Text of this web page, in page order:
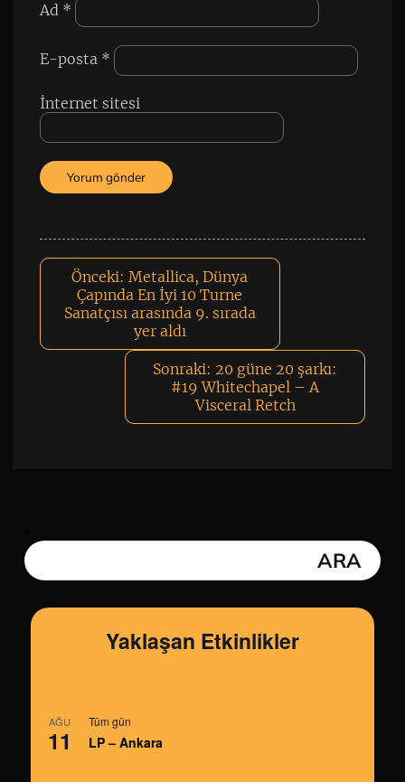
Ad *
E-posta *
İnternet sitesi
Önceki: Metallica, Dünya
Çapında En İyi 10 Turne
Sanatçısı arasında 9. sırada
yer aldı
Sonraki: 20 güne 20 şarkı:
#19 Whitechapel – A
Visceral Retch
Yaklaşan Etkinlikler
AĞU
11
Tüm gün
LP – Ankara